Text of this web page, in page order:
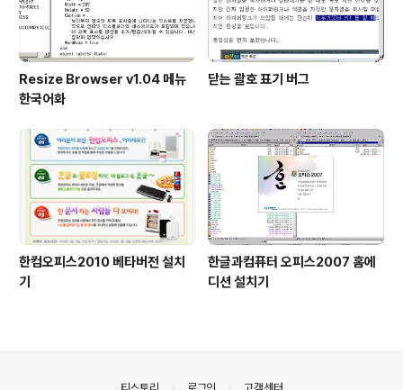
Resize Browser v1.04 메뉴
한국어화
닫는 괄호 표기 버그
한컴오피스2010 베타버전 설치
기
한글과컴퓨터 오피스2007 홈에
디션 설치기